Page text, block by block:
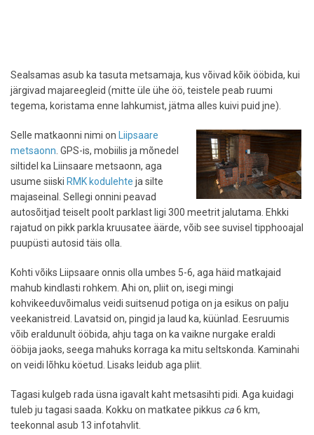
Sealsamas asub ka tasuta metsamaja, kus võivad kõik ööbida, kui
järgivad majareegleid (mitte üle ühe öö, teistele peab ruumi
tegema, koristama enne lahkumist, jätma alles kuivi puid jne).
Selle matkaonni nimi on
Liipsaare
metsaonn . GPS-is, mobiilis ja mõnedel
siltidel ka Liinsaare metsaonn, aga
usume siiski RMK kodulehte ja silte
majaseinal. Sellegi onnini peavad
autosõitjad teiselt poolt parklast ligi 300 meetrit jalutama. Ehkki
rajatud on pikk parkla kruusatee äärde, võib see suvisel tipphooajal
puupüsti autosid täis olla.
Kohti võiks Liipsaare onnis olla umbes 5-6, aga häid matkajaid
mahub kindlasti rohkem. Ahi on, pliit on, isegi mingi
kohvikeeduvõimalus veidi suitsenud potiga on ja esikus on palju
veekanistreid. Lavatsid on, pingid ja laud ka, küünlad. Eesruumis
võib eraldunult ööbida, ahju taga on ka vaikne nurgake eraldi
ööbija jaoks, seega mahuks korraga ka mitu seltskonda. Kaminahi
on veidi lõhku köetud. Lisaks leidub aga pliit.
Tagasi kulgeb rada üsna igavalt kaht metsasihti pidi. Aga kuidagi
tuleb ju tagasi saada. Kokku on matkatee pikkus ca6 km,
teekonnal asub 13 infotahvlit.